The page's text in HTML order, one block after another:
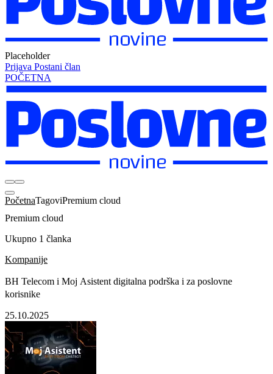
Placeholder
Prijava Postani član
POČETNA
PočetnaTagoviPremium cloud
Premium cloud
Ukupno 1 članka
Kompanije
BH Telecom i Moj Asistent digitalna podrška i za poslovne
korisnike
25.10.2025